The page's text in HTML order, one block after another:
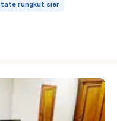
rungkut sier